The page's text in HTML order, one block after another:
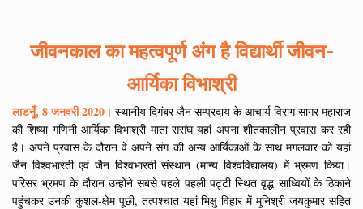
जीवनकाल का महत्वपूर्ण अंग है विद्यार्थी जीवन-
आर्यिका विभाश्री
लाडनूँ, 8 जनवरी 2020। स्थानीय दिगंबर जैन सम्प्रदाय के आचार्य विराग सागर महाराज
की शिष्या गणिनी आर्यिका विभाश्री माता ससंघ यहां अपना शीतकालीन प्रवास कर रही
है। अपने प्रवास के दौरान वे अपने संग की अन्य आर्यिकाओं के साथ मगलवार को यहां
जैन विश्वभारती एवं जैन विश्वभारती संस्थान (मान्य विश्वविद्यालय) में भ्रमण किया।
परिसर भ्रमण के दौरान उन्होंने सबसे पहले पहली पट्टी स्थित वृद्ध साध्वियों के ठिकाने
पहुंचकर उनकी कुशल-क्षेम पूछी, तत्पश्चात यहां भिक्षु विहार में मुनिश्री जयकुमार सहित